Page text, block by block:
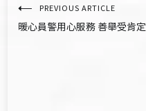
文
章
PREVIOUS ARTICLE
暖心員警用心服務 善舉受肯定